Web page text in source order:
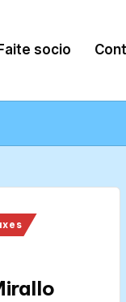
Faite socio